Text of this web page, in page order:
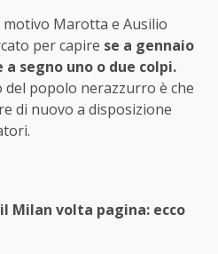
Marotta e Ausilio
per capire se a gennaio
segno uno o due colpi.
del popolo nerazzurro è che
di nuovo a disposizione
Milan volta pagina: ecco